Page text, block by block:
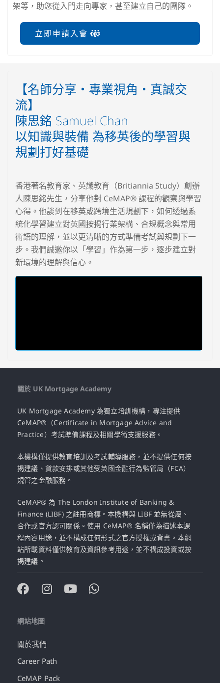
架等，助您從入門走向專家，甚至建立自己的團隊。
立即申請入會
【名師分享‧專業視角‧真誠交
流】
陳思銘 Samuel Chan
以知識與裝備 為移英後的學習與
規劃打好基礎
香港著名教育家、英識教育（Britiannia Study）創辦
人陳思銘先生，分享他對 CeMAP® 課程的觀察與學習
心得。他談到在移英或跨境生活規劃下，如何透過系
統化學習建立對英國按揭行業架構、合規概念與常用
術語的理解，並以更清晰的方式準備考試與規劃下一
步。我們誠邀你以「學習」作為第一步，逐步建立對
新環境的理解與信心。
關於 UK Mortgage Academy
UK Mortgage Academy 為獨立培訓機構，專注提供
CeMAP®（Certificate in Mortgage Advice and
Practice）考試準備課程及相關學術支援服務。
本機構僅提供教育培訓及考試輔導服務，並不提供任何按
揭建議、貸款安排或其他受英國金融行為監管局（FCA）
規管之金融服務。
CeMAP® 為 The London Institute of Banking &
Finance (LIBF) 之註冊商標。本機構與 LIBF 並無從屬、
合作或官方認可關係。使用 CeMAP® 名稱僅為描述本課
程內容用途，並不構成任何形式之官方授權或背書。本網
站所載資料僅供教育及資訊參考用途，並不構成投資或按
揭建議。
網站地圖
關於我們
Career Path
CeMAP Pack